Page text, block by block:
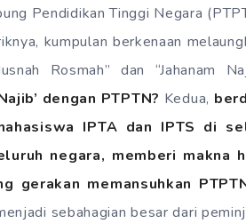
Pendidikan Tinggi Negara
kumpulan berkenaan
Rosmah” dan “Jahanam
dengan PTPTN? Kedua,
IPTA dan IPTS di
negara, memberi makna
gerakan memansuhkan
sebahagian besar dari